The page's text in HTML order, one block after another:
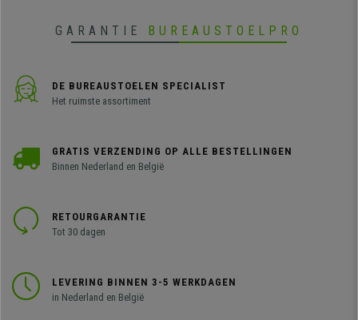
GARANTIE BUREAUSTOELPRO
DE BUREAUSTOELEN SPECIALIST
Het ruimste assortiment
GRATIS VERZENDING OP ALLE BESTELLINGEN
Binnen Nederland en België
RETOURGARANTIE
Tot 30 dagen
LEVERING BINNEN 3-5 WERKDAGEN
in Nederland en België